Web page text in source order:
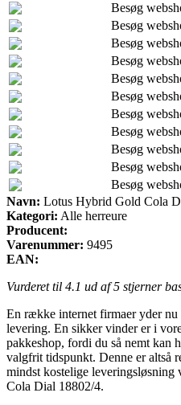
Besøg
Besøg
Besøg
Besøg
Besøg
Besøg
Besøg
Besøg
Besøg
Besøg
Besøg
Navn: Lotus Hybrid Gold Cola
Kategori: Alle herreure
Producent:
Varenummer: 9495
EAN:
Vurderet til 4.1 ud af 5 stjerner
En række internet firmaer yder
levering. En sikker vinder er i
pakkeshop, fordi du så nemt kan
valgfrit tidspunkt. Denne er altså
mindst kostelige
Cola Dial 18802/4.